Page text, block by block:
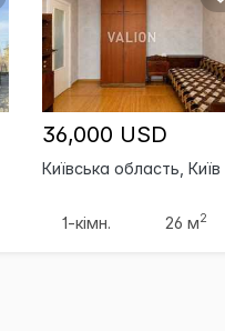
36,000 USD
Київська область, Київ
1-кімн. 26 м2